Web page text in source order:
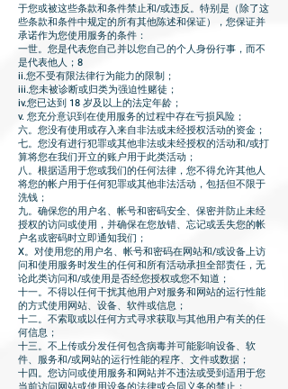
于您或被这些条款和条件禁止和/或违反。特别是（除了这
些条款和条件中规定的所有其他陈述和保证），您保证并
承诺作为您使用服务的条件：
一世。您是代表您自己并以您自己的个人身份行事，而不
是代表他人；8
ii.您不受有限法律行为能力的限制；
iii.您未被诊断或归类为强迫性赌徒；
iv.您已达到 18 岁及以上的法定年龄；
v. 您充分意识到在使用服务的过程中存在亏损风险；
六。您没有使用或存入来自非法或未经授权活动的资金；
七。您没有进行犯罪或其他非法或未经授权的活动和/或打
算将您在我们开立的账户用于此类活动；
八。根据适用于您或我们的任何法律，您不得允许其他人
将您的帐户用于任何犯罪或其他非法活动，包括但不限于
洗钱；
九。确保您的用户名、帐号和密码安全、保密并防止未经
授权的访问或使用，并确保在您放错、忘记或丢失您的帐
户名或密码时立即通知我们；
X。对使用您的用户名、帐号和密码在网站和/或设备上访
问和使用服务时发生的任何和所有活动承担全部责任，无
论此类访问和/或使用是否经您授权或您不知道；
十一。不得以任何干扰其他用户对服务和网站的运行性能
的方式使用网站、设备、软件或信息；
十二。不索取或以任何方式寻求获取与其他用户有关的任
何信息；
十三。不上传或分发任何包含病毒并可能影响设备、软
件、服务和/或网站的运行性能的程序、文件或数据；
十四。您访问或使用服务和网站并不违法或受到适用于您